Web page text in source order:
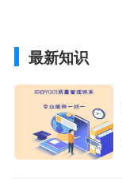
最新知识